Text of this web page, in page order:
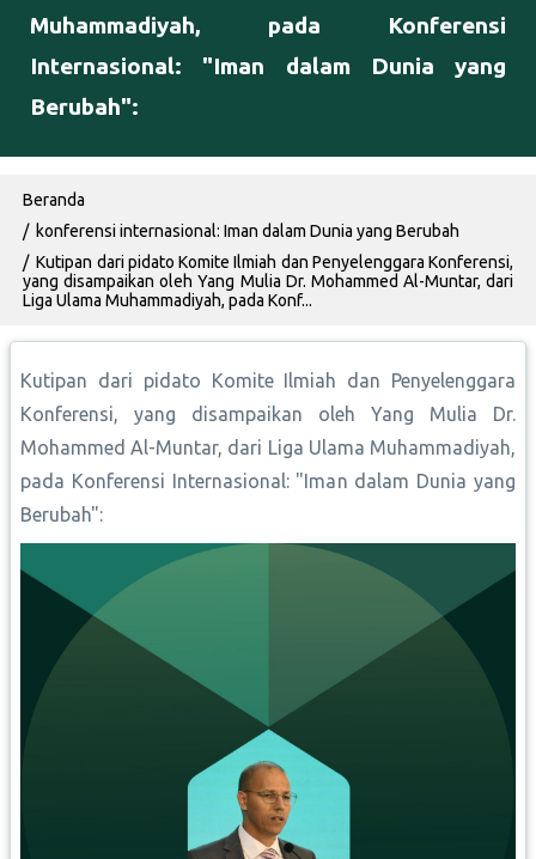
Muhammadiyah, pada Konferensi
Internasional: "Iman dalam Dunia yang
Berubah":
Breadcrumb
Beranda
konferensi internasional: Iman dalam Dunia yang Berubah
Kutipan dari pidato Komite Ilmiah dan Penyelenggara Konferensi,
yang disampaikan oleh Yang Mulia Dr. Mohammed Al-Muntar, dari
Liga Ulama Muhammadiyah, pada Konf...
Kutipan dari pidato Komite Ilmiah dan Penyelenggara
Konferensi, yang disampaikan oleh Yang Mulia Dr.
Mohammed Al-Muntar, dari Liga Ulama Muhammadiyah,
pada Konferensi Internasional: "Iman dalam Dunia yang
Berubah":